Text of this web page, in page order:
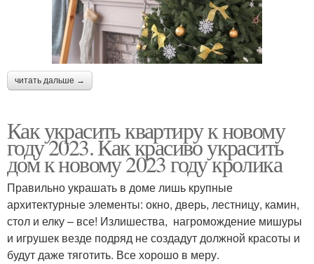
читать дальше →
Как украсить квартиру к новому
году 2023. Как красиво украсить
дом к новому 2023 году кролика
Правильно украшать в доме лишь крупные
архитектурные элементы: окно, дверь, лестницу, камин,
стол и елку – все! Излишества, нагромождение мишуры
и игрушек везде подряд не создадут должной красоты и
будут даже тяготить. Все хорошо в меру.